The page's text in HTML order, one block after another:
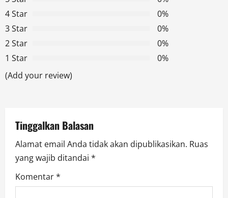
i
g
a
t
o
n
4 Star
0%
3 Star
0%
2 Star
0%
1 Star
0%
(Add your review)
Tinggalkan Balasan
Alamat email Anda tidak akan dipublikasikan. Ruas
yang wajib ditandai *
Komentar*